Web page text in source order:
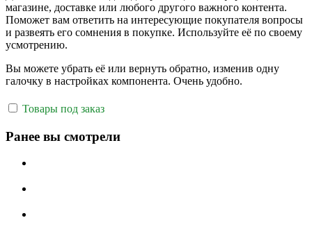
магазине, доставке или любого другого важного контента.
Поможет вам ответить на интересующие покупателя вопросы
и развеять его сомнения в покупке. Используйте её по своему
усмотрению.
Вы можете убрать её или вернуть обратно, изменив одну
галочку в настройках компонента. Очень удобно.
Товары под заказ
Ранее вы смотрели